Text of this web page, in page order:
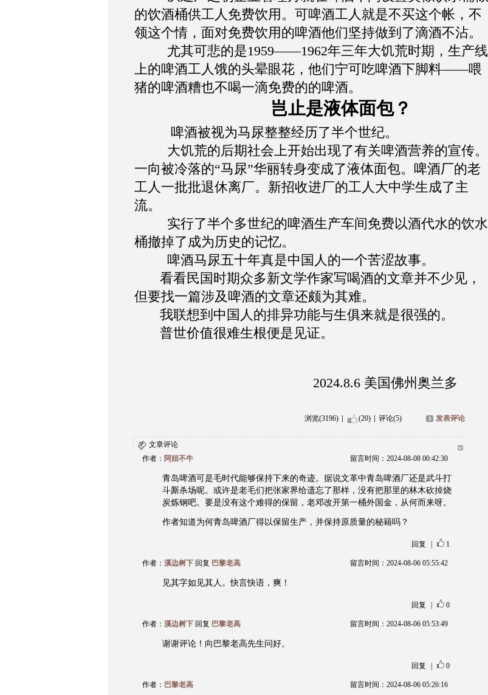
的饮酒桶供工人免费饮用。可啤酒工人就是不买这个帐，不
领这个情，面对免费饮用的啤酒他们坚持做到了滴酒不沾。
尤其可悲的是1959——1962年三年大饥荒时期，生产线
上的啤酒工人饿的头晕眼花，他们宁可吃啤酒下脚料——喂
猪的啤酒糟也不喝一滴免费的的啤酒。
岂止是液体面包？
啤酒被视为马尿整整经历了半个世纪。
大饥荒的后期社会上开始出现了有关啤酒营养的宣传。
一向被冷落的“马尿”华丽转身变成了液体面包。啤酒厂的老
工人一批批退休离厂。新招收进厂的工人大中学生成了主
流。
实行了半个多世纪的啤酒生产车间免费以酒代水的饮水
桶撤掉了成为历史的记忆。
啤酒马尿五十年真是中国人的一个苦涩故事。
看看民国时期众多新文学作家写喝酒的文章并不少见，
但要找一篇涉及啤酒的文章还颇为其难。
我联想到中国人的排异功能与生俱来就是很强的。
普世价值很难生根便是见证。
2024.8.6 美国佛州奥兰多
浏览(3196) (20) 评论(5) 发表评论
文章评论
作者： 阿妞不牛 留言时间：2024-08-08 00:42:30
青岛啤酒可是毛时代能够保持下来的奇迹。据说文革中青岛啤酒厂还是武斗打
斗厮杀场呢。或许是老毛们把张家界给遗忘了那样，没有把那里的林木砍掉烧
炭炼钢吧。要是没有这个难得的保留，老邓改开第一桶外国金，从何而来呀。
作者知道为何青岛啤酒厂得以保留生产，并保持原质量的秘籍吗？
回复 1
作者： 溪边树下回复 巴黎老高 留言时间：2024-08-06 05:55:42
见其字如见其人。快言快语，爽！
回复 0
作者： 溪边树下回复 巴黎老高 留言时间：2024-08-06 05:53:49
谢谢评论！向巴黎老高先生问好。
回复 0
作者： 巴黎老高 留言时间：2024-08-06 05:26:16